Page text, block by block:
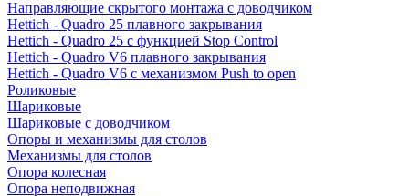
Направляющие скрытого монтажа с доводчиком
Hettich - Quadro 25 плавного закрывания
Hettich - Quadro 25 с функцией Stop Control
Hettich - Quadro V6 плавного закрывания
Hettich - Quadro V6 с механизмом Push to open
Роликовые
Шариковые
Шариковые с доводчиком
Опоры и механизмы для столов
Механизмы для столов
Опора колесная
Опора неподвижная